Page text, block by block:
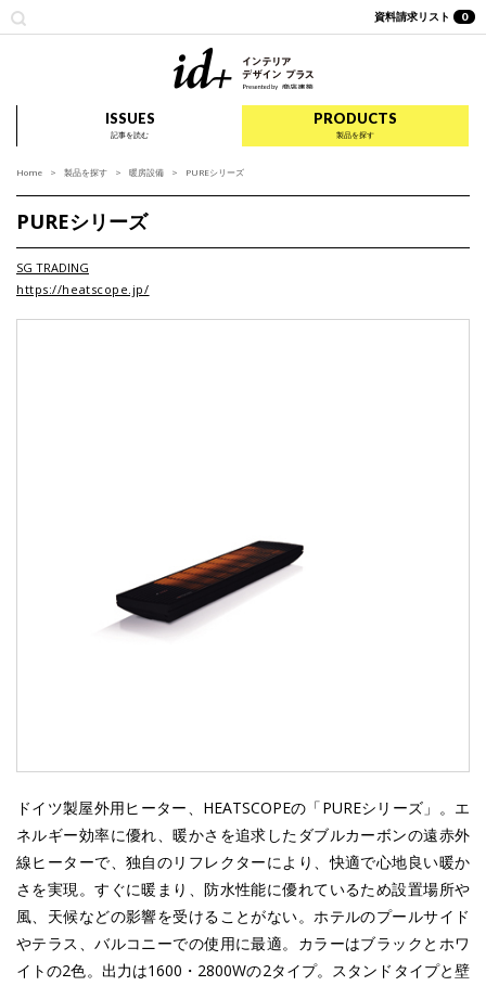
資料請求リスト 0
ISSUES
記事を読む
PRODUCTS
製品を探す
Home 製品を探す 暖房設備 PUREシリーズ
PUREシリーズ
SG TRADING
https://heatscope.jp/
ドイツ製屋外用ヒーター、HEATSCOPEの「PUREシリーズ」。エ
ネルギー効率に優れ、暖かさを追求したダブルカーボンの遠赤外
線ヒーターで、独自のリフレクターにより、快適で心地良い暖か
さを実現。すぐに暖まり、防水性能に優れているため設置場所や
風、天候などの影響を受けることがない。ホテルのプールサイド
やテラス、バルコニーでの使用に最適。カラーはブラックとホワ
イトの2色。出力は1600・2800Wの2タイプ。スタンドタイプと壁